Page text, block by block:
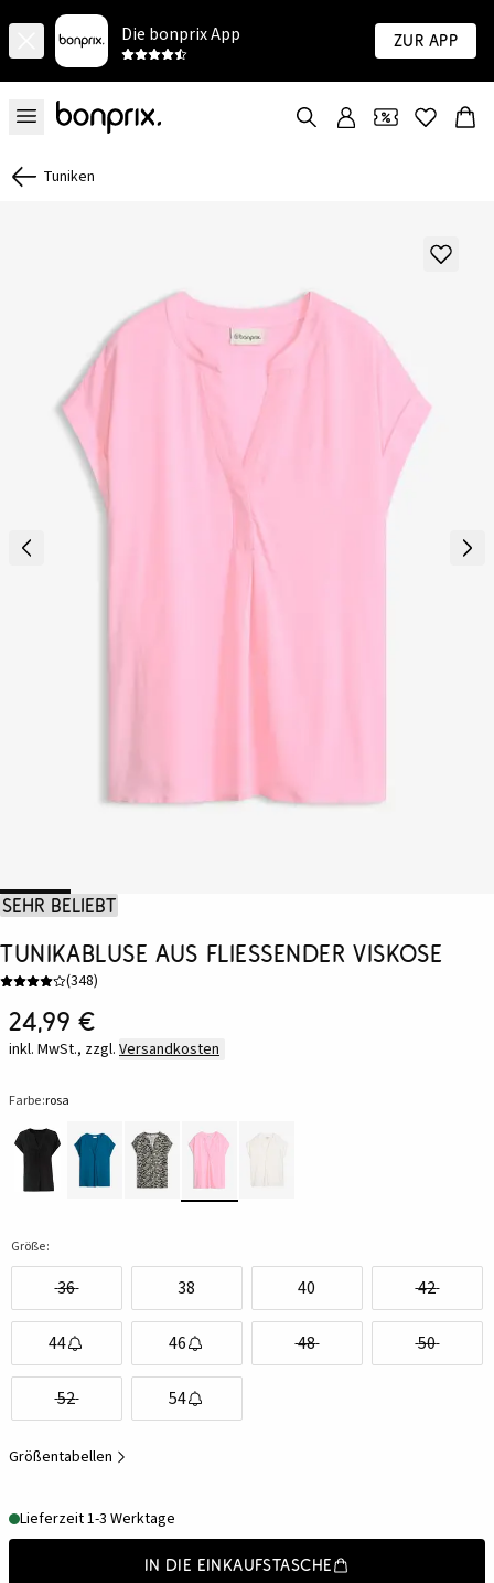
Die bonprix App Zur App
Tuniken
Sehr beliebt
Tunikabluse aus fließender Viskose
(348)
24,99 €
inkl. MwSt., zzgl. Versandkosten
Farbe:rosa
Größe:
36 38 40 42
44 46 48 50
52 54
Größentabellen
Lieferzeit 1-3 Werktage
In die Einkaufstasche